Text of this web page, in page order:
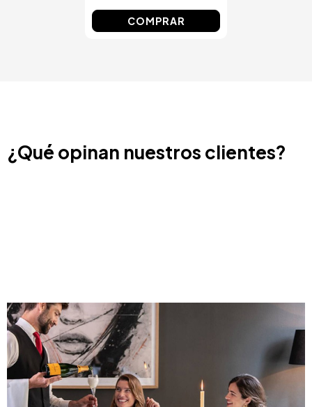
COMPRAR
¿Qué opinan nuestros clientes?